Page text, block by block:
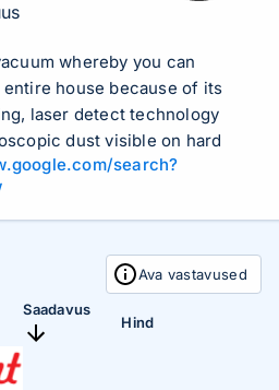
whereby you can
house because of its
laser detect technology
dust visible on hard
suction, intelligent dust
90mins run time,
and flexible attachments,
cleaner type
power 570 Watts, Work time
0.6 l, Unit Net Weight 1.67 kg
search?
Ava vastavused
Saadavus
Hind